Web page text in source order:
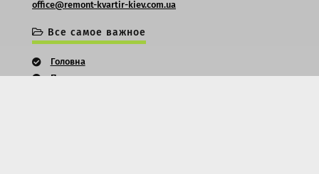
office@remont-kvartir-kiev.com.ua
Все самое важное
Головна
Про нас